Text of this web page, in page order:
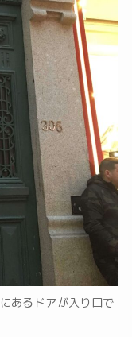
あるドアが入り口で